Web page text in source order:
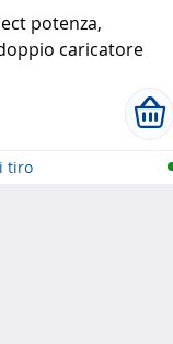
potenza,
caricatore
tiro